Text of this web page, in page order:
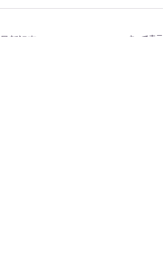
最新記事 すべて表示